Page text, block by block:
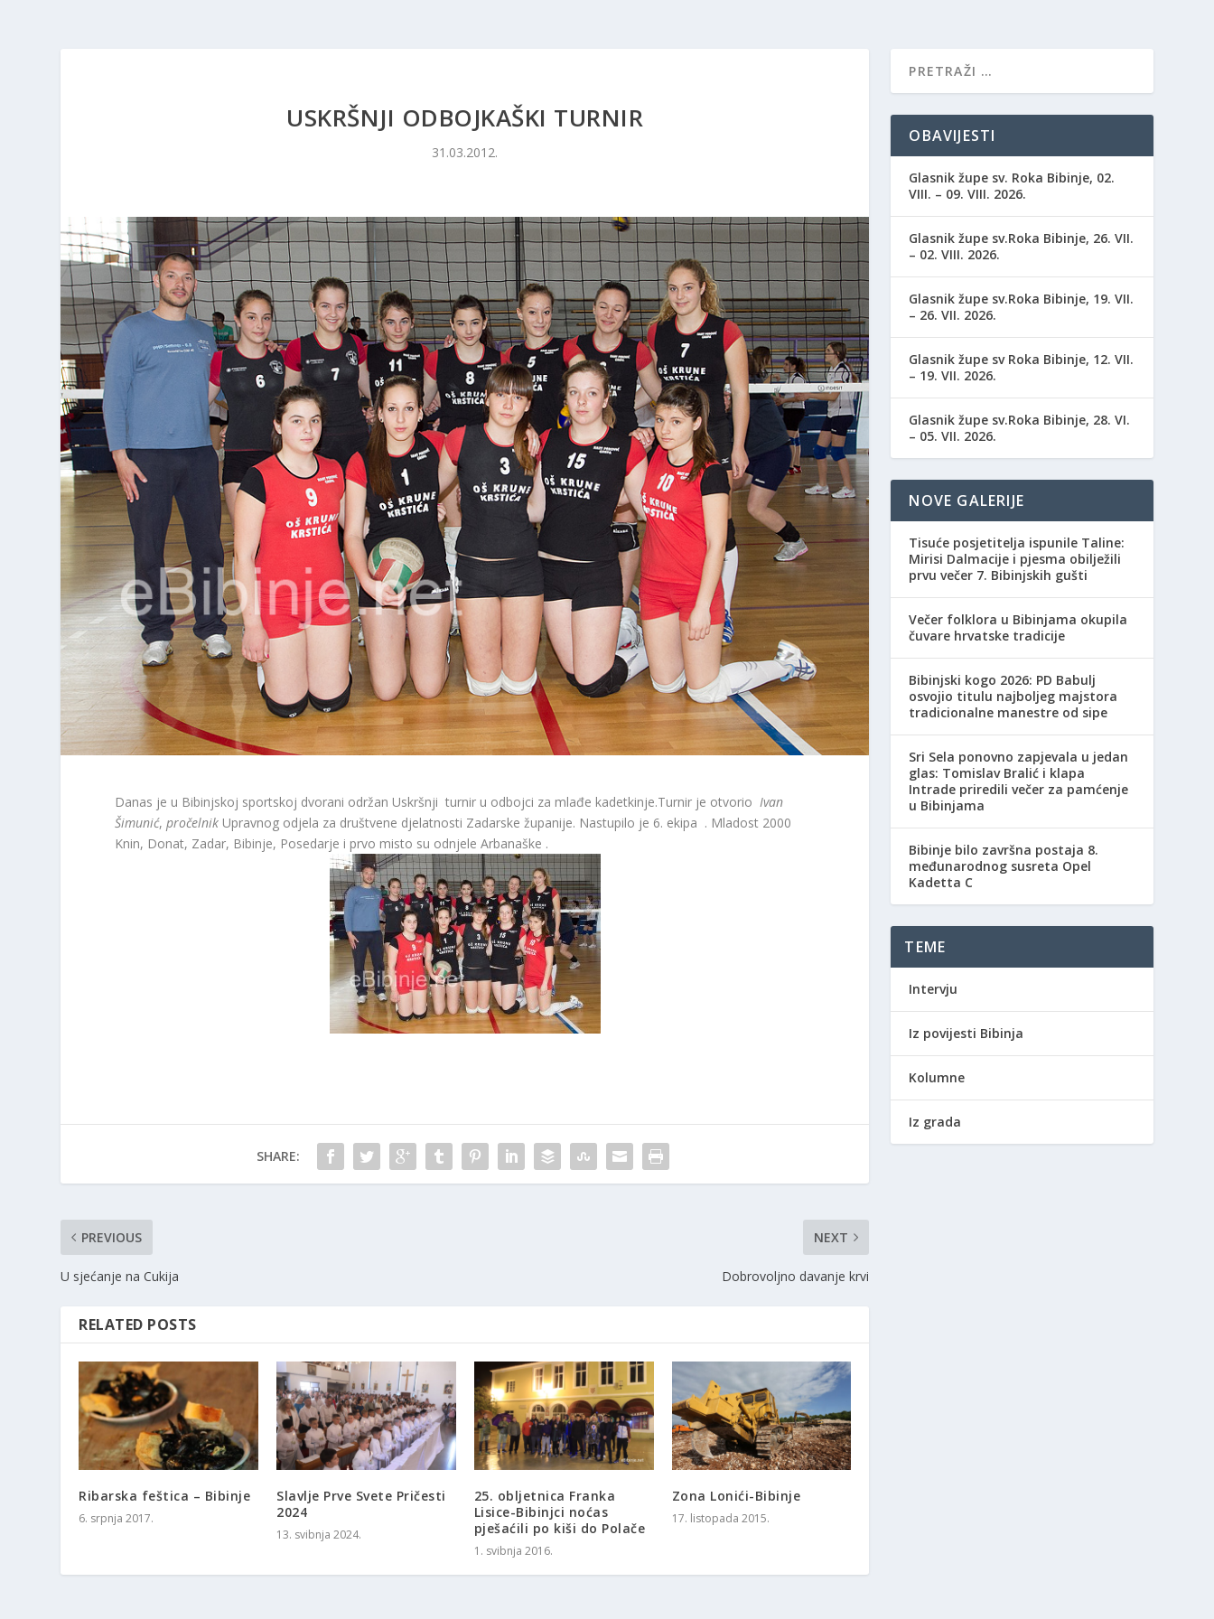
USKRŠNJI ODBOJKAŠKI TURNIR
31.03.2012.
Danas je u Bibinjskoj sportskoj dvorani održan Uskršnji turnir u odbojci za mlađe kadetkinje.Turnir je otvorioIvan
Šimunić,pročelnik Upravnog odjela za društvene djelatnosti Zadarske županije. Nastupilo je 6. ekipa . Mladost 2000
Knin, Donat, Zadar, Bibinje, Posedarje i prvo misto su odnjele Arbanaške .
SHARE:
PREVIOUS
U sjećanje na Cukija
NEXT
Dobrovoljno davanje krvi
RELATED POSTS
Ribarska feštica – Bibinje
6. srpnja 2017.
Slavlje Prve Svete Pričesti
2024
13. svibnja 2024.
25. obljetnica Franka
Lisice-Bibinjci noćas
pješaćili po kiši do Polače
1. svibnja 2016.
Zona Lonići-Bibinje
17. listopada 2015.
OBAVIJESTI
Glasnik župe sv. Roka Bibinje, 02.
VIII. – 09. VIII. 2026.
Glasnik župe sv.Roka Bibinje, 26. VII.
– 02. VIII. 2026.
Glasnik župe sv.Roka Bibinje, 19. VII.
– 26. VII. 2026.
Glasnik župe sv Roka Bibinje, 12. VII.
– 19. VII. 2026.
Glasnik župe sv.Roka Bibinje, 28. VI.
– 05. VII. 2026.
NOVE GALERIJE
Tisuće posjetitelja ispunile Taline:
Mirisi Dalmacije i pjesma obilježili
prvu večer 7. Bibinjskih gušti
Večer folklora u Bibinjama okupila
čuvare hrvatske tradicije
Bibinjski kogo 2026: PD Babulj
osvojio titulu najboljeg majstora
tradicionalne manestre od sipe
Sri Sela ponovno zapjevala u jedan
glas: Tomislav Bralić i klapa
Intrade priredili večer za pamćenje
u Bibinjama
Bibinje bilo završna postaja 8.
međunarodnog susreta Opel
Kadetta C
TEME
Intervju
Iz povijesti Bibinja
Kolumne
Iz grada